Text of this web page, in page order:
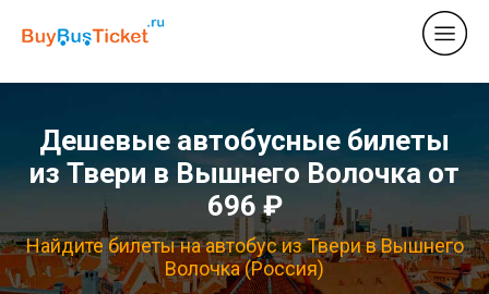
Дешевые автобусные билеты
из Твери в Вышнего Волочка от
696 ₽
Найдите билеты на автобус из Твери в Вышнего
Волочка (Россия)